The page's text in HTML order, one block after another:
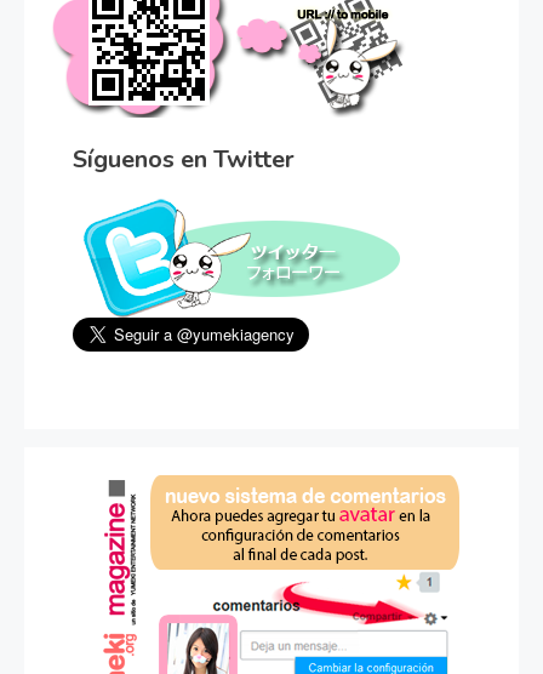
Síguenos en Twitter